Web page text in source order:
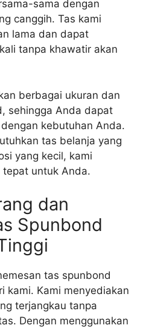
sama dengan
canggih. Tas kami
lama dan dapat
tanpa khawatir akan
berbagai ukuran dan
sehingga Anda dapat
kebutuhan Anda.
tas belanja yang
yang kecil, kami
tepat untuk Anda.
dan
Spunbond
tas spunbond
kami. Kami menyediakan
terjangkau tanpa
Dengan menggunakan